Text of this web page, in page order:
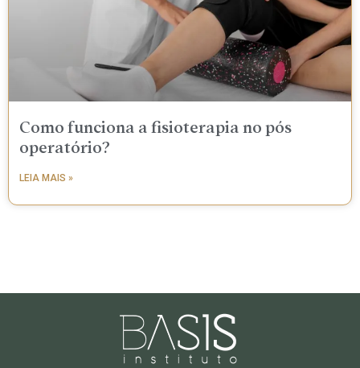
Como funciona a fisioterapia no pós
operatório?
LEIA MAIS »